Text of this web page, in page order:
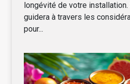
longévité de votre
guidera à travers les
pour...